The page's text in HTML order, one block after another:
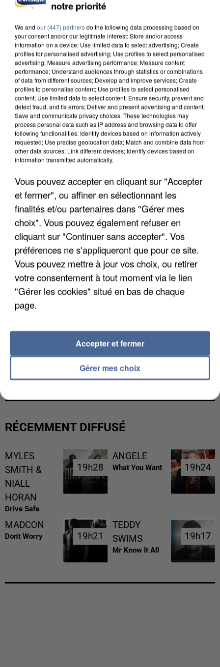
INTERPELLÉ EN ALGÉRIE
UNE TOURISTE DE L’OISE EMPORTÉE PAR UNE
COULÉE DE BOUE EN HAUTE-SAVOIE
RÉCEMMENT DIFFUSÉ
MYLES
SMITH &
NIALL
HORAN
Drive Safe
19h28
19h28
ANGELE
What You Want 19h24
19h24
MADCON
Don't Worry 19h21
19h21
TEDDY
SWIMS
Mr Know It All
19h17
19h17
notre priorité
We and our (447) partnersdo the following data processing based on
your consent and/or our legitimate interest: Store and/or access
information on a device; Use limited data to select advertising; Create
profiles for personalised advertising; Use profiles to select personalised
advertising; Measure advertising performance; Measure content
performance; Understand audiences through statistics or combinations
of data from different sources; Develop and improve services; Create
profiles to personalise content; Use profiles to select personalised
content; Use limited data to select content; Ensure security, prevent and
detect fraud, and fix errors; Deliver and present advertising and content;
Save and communicate privacy choices. These technologies may
process personal data such as IP address and browsing data to offer
following functionalities: Identify devices based on information actively
requested; Use precise geolocation data; Match and combine data from
other data sources; Link different devices; Identify devices based on
information transmitted automatically.
Vous pouvez accepter en cliquant sur "Accepter
et fermer", ou affiner en sélectionnant les
finalités et/ou partenaires dans "Gérer mes
choix". Vous pouvez également refuser en
cliquant sur "Continuer sans accepter". Vos
préférences ne s'appliqueront que pour ce site.
Vous pouvez mettre à jour vos choix, ou retirer
votre consentement à tout moment via le lien
"Gérer les cookies" situé en bas de chaque
page.
Gérer mes choix
Accepter et fermer